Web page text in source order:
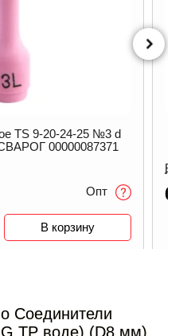
TS 9-20-24-25 №3 d
00000087371
Опт
В корзину
В
Соединители
TP воде) (D8 мм)